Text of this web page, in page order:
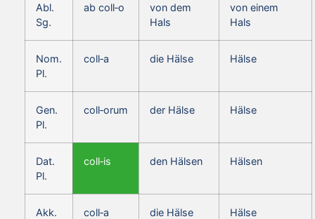
Abl.
Sg.
ab coll‑o
von dem
Hals
von einem
Hals
Nom.
Pl.
coll‑a die Hälse Hälse
Gen.
Pl.
coll‑orum der Hälse Hälse
Dat.
Pl.
coll‑is den Hälsen Hälsen
Akk.
coll‑a die Hälse Hälse